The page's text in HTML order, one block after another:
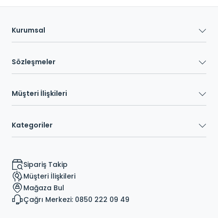
Kurumsal
Sözleşmeler
Müşteri İlişkileri
Kategoriler
Sipariş Takip
Müşteri İlişkileri
Mağaza Bul
Çağrı Merkezi: 0850 222 09 49